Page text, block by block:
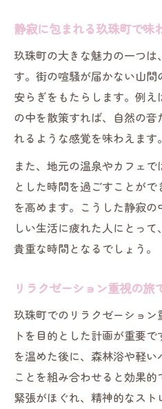
静寂に包まれる玖珠町で味
玖珠町の大きな魅力の一つ
す。街の喧騒が届かない山
安らぎをもたらします。例
の中を散策すれば、自然の
れるような感覚を味わえます。
また、地元の温泉やカフェ
とした時間を過ごすことが
を高めます。こうした静寂
しい生活に疲れた人にとっ
貴重な時間となるでしょう。
リラクゼーション重視の旅
玖珠町でのリラクゼーション
トを目的とした計画が重要
を温めた後に、森林浴や軽
ことを組み合わせると効果
緊張がほぐれ、精神的なスト